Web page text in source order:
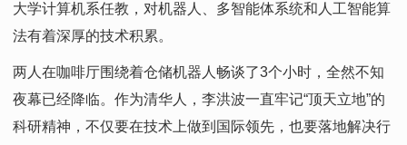
大学计算机系任教，对机器人、多智能体系统和人工智能算
法有着深厚的技术积累。
两人在咖啡厅围绕着仓储机器人畅谈了3个小时，全然不知
夜幕已经降临。作为清华人，李洪波一直牢记“顶天立地”的
科研精神，不仅要在技术上做到国际领先，也要落地解决行